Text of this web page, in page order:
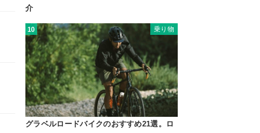
介
10 乗り物
グラベルロードバイクのおすすめ21選。ロ